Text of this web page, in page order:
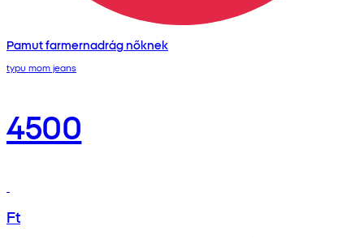
Pamut farmernadrág nőknek
typu mom jeans
4500
Ft